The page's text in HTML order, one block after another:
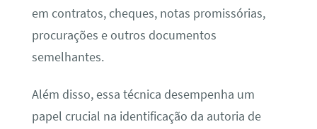
em contratos, cheques, notas promissórias,
procurações e outros documentos
semelhantes.
Além disso, essa técnica desempenha um
papel crucial na identificação da autoria de